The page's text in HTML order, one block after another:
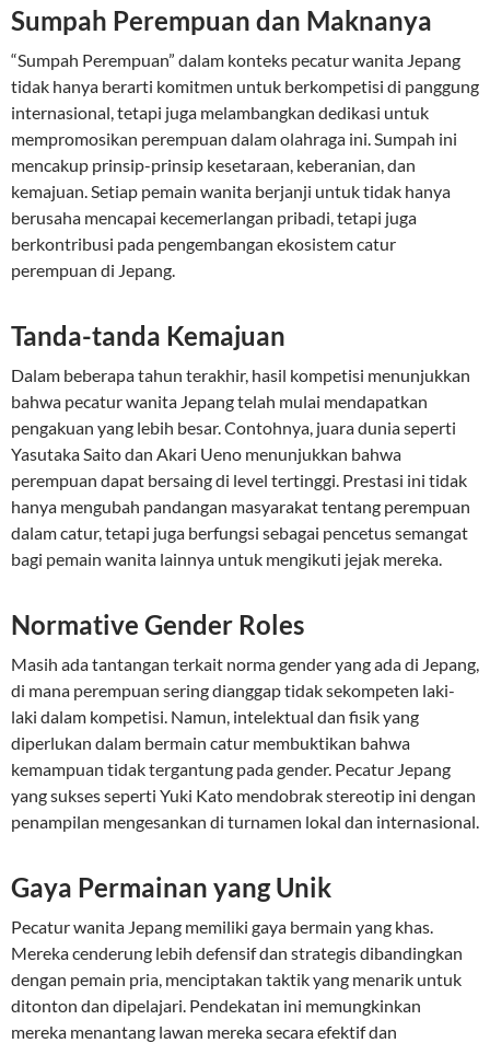
Sumpah Perempuan dan Maknanya
“Sumpah Perempuan” dalam konteks pecatur wanita Jepang
tidak hanya berarti komitmen untuk berkompetisi di panggung
internasional, tetapi juga melambangkan dedikasi untuk
mempromosikan perempuan dalam olahraga ini. Sumpah ini
mencakup prinsip-prinsip kesetaraan, keberanian, dan
kemajuan. Setiap pemain wanita berjanji untuk tidak hanya
berusaha mencapai kecemerlangan pribadi, tetapi juga
berkontribusi pada pengembangan ekosistem catur
perempuan di Jepang.
Tanda-tanda Kemajuan
Dalam beberapa tahun terakhir, hasil kompetisi menunjukkan
bahwa pecatur wanita Jepang telah mulai mendapatkan
pengakuan yang lebih besar. Contohnya, juara dunia seperti
Yasutaka Saito dan Akari Ueno menunjukkan bahwa
perempuan dapat bersaing di level tertinggi. Prestasi ini tidak
hanya mengubah pandangan masyarakat tentang perempuan
dalam catur, tetapi juga berfungsi sebagai pencetus semangat
bagi pemain wanita lainnya untuk mengikuti jejak mereka.
Normative Gender Roles
Masih ada tantangan terkait norma gender yang ada di Jepang,
di mana perempuan sering dianggap tidak sekompeten laki-
laki dalam kompetisi. Namun, intelektual dan fisik yang
diperlukan dalam bermain catur membuktikan bahwa
kemampuan tidak tergantung pada gender. Pecatur Jepang
yang sukses seperti Yuki Kato mendobrak stereotip ini dengan
penampilan mengesankan di turnamen lokal dan internasional.
Gaya Permainan yang Unik
Pecatur wanita Jepang memiliki gaya bermain yang khas.
Mereka cenderung lebih defensif dan strategis dibandingkan
dengan pemain pria, menciptakan taktik yang menarik untuk
ditonton dan dipelajari. Pendekatan ini memungkinkan
mereka menantang lawan mereka secara efektif dan